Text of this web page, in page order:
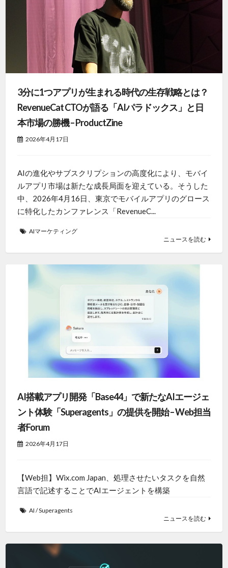
3分に1つアプリが生まれる時代の生存戦略とは？
RevenueCat CTOが語る「AIパラドックス」と日
本市場の勝機 – ProductZine
2026年4月17日
AIの進化やサブスクリプションの高度化により、モバイ
ルアプリ市場は新たな成長局面を迎えている。そうした
中、2026年4月16日、東京でモバイルアプリのグロース
に特化したカンファレンス「RevenueC...
AIマーケティング
ニュースを読む
AI搭載アプリ開発「Base44」で新たなAIエージェ
ント体験「Superagents」の提供を開始 – Web担当
者Forum
2026年4月17日
【Web担】Wix.com Japan、処理させたいタスクを自然
言語で記述することでAIエージェントを構築
AI /Superagents
ニュースを読む